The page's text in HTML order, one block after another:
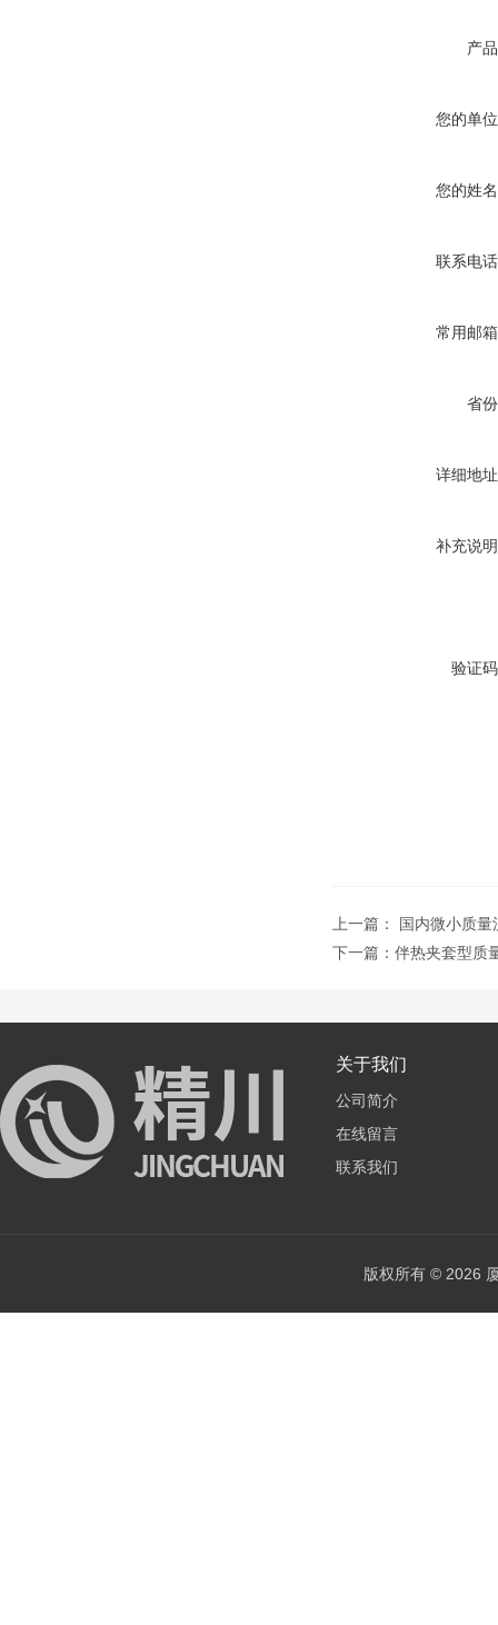
产
您的单
您的姓
联系电
常用邮
省
详细地
补充说
验证
上一篇：
国内微小质
下一篇： 伴热夹套型质
关于我们
公司简介
在线留言
联系我们
版权所有 © 2026